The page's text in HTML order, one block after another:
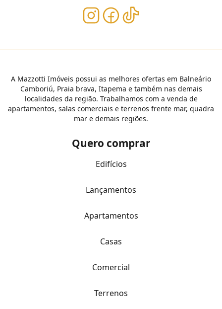
A Mazzotti Imóveis possui as melhores ofertas em Balneário
Camboriú, Praia brava, Itapema e também nas demais
localidades da região. Trabalhamos com a venda de
apartamentos, salas comerciais e terrenos frente mar, quadra
mar e demais regiões.
Quero comprar
Edifícios
Lançamentos
Apartamentos
Casas
Comercial
Terrenos